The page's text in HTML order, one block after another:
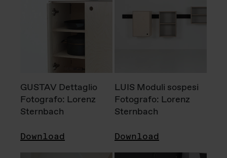
GUSTAV Dettaglio
Fotografo: Lorenz
Sternbach
Download
LUIS Moduli sospesi
Fotografo: Lorenz
Sternbach
Download